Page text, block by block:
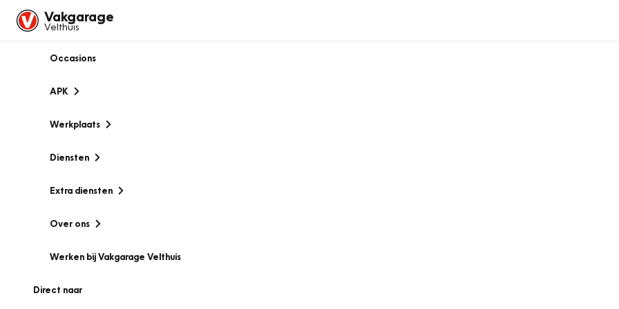
Vakgarage
Velthuis
Occasions
APK
Werkplaats
Diensten
Extra diensten
Over ons
Werken bij Vakgarage Velthuis
Direct naar